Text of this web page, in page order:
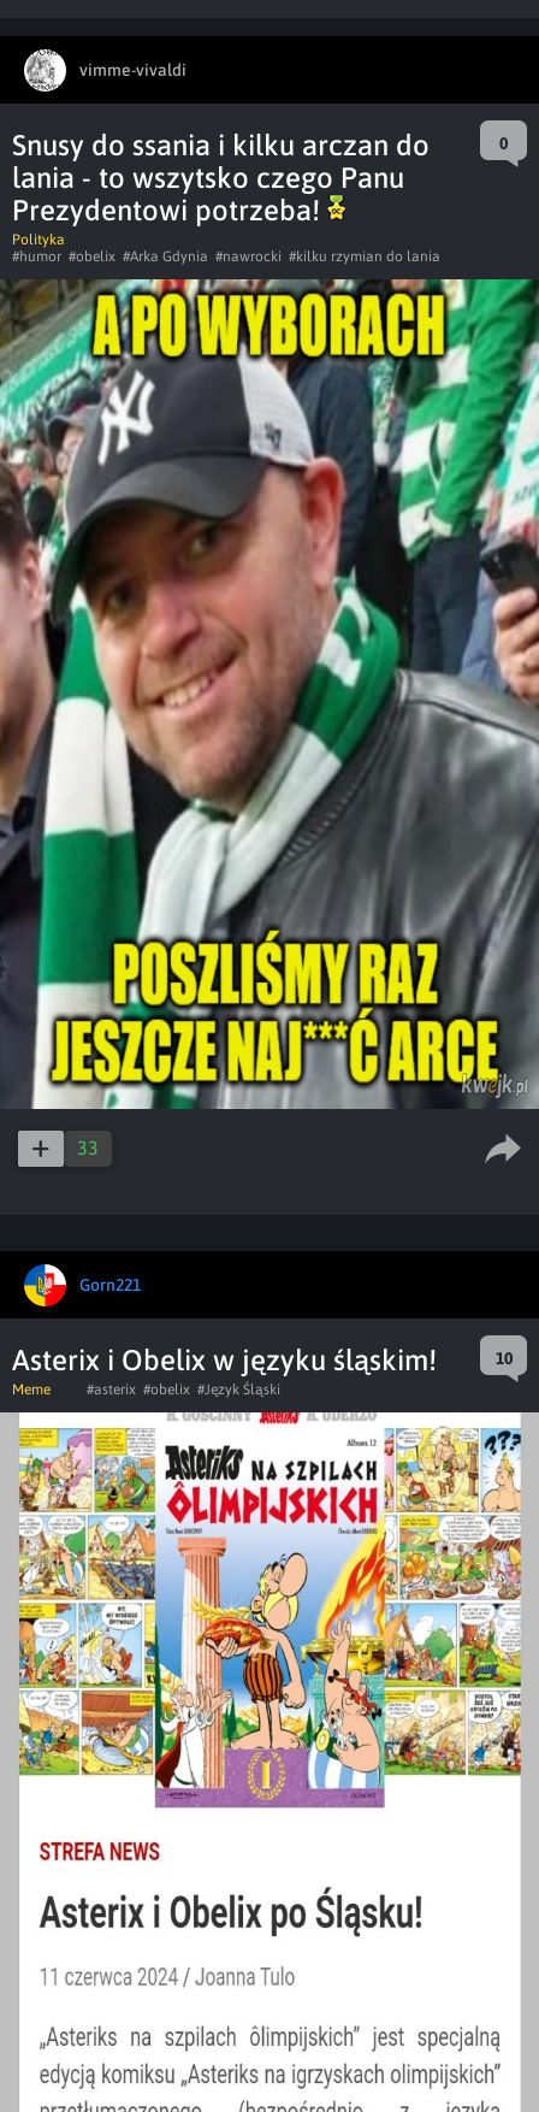
vimme-vivaldi
Snusy do ssania i kilku arczan do
lania - to wszytsko czego Panu
Prezydentowi potrzeba!
0
Polityka
#humor #obelix #Arka Gdynia #nawrocki #kilku rzymian do lania
33
Gorn221
Asterix i Obelix w języku śląskim! 10
Meme #asterix #obelix #Język Śląski